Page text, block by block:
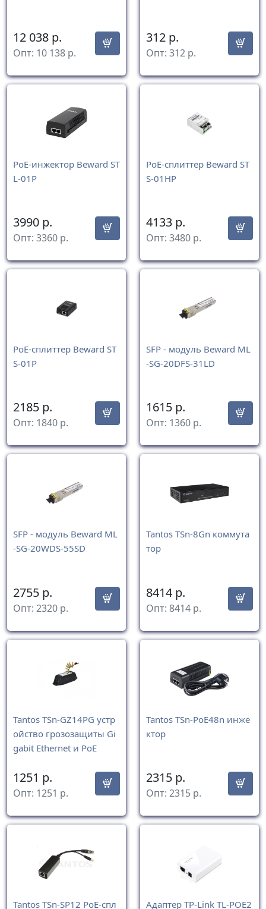
12 038 р.
Опт: 10 138 р.
312 р.
Опт: 312 р.
PoE-инжектор Beward ST
L-01P
3990 р.
Опт: 3360 р.
PoE-сплиттер Beward ST
S-01HP
4133 р.
Опт: 3480 р.
PoE-сплиттер Beward ST
S-01P
2185 р.
Опт: 1840 р.
SFP - модуль Beward ML
-SG-20DFS-31LD
1615 р.
Опт: 1360 р.
SFP - модуль Beward ML
-SG-20WDS-55SD
2755 р.
Опт: 2320 р.
Tantos TSn-8Gn коммута
тор
8414 р.
Опт: 8414 р.
Tantos TSn-GZ14PG устр
ойство грозозащиты Gi
gabit Ethernet и PoE
1251 р.
Опт: 1251 р.
Tantos TSn-PoE48n инже
ктор
2315 р.
Опт: 2315 р.
Tantos TSn-SP12 PoE-спл Адаптер TP-Link TL-POE2